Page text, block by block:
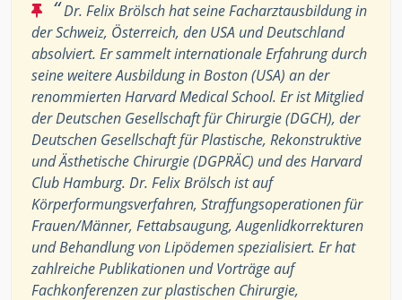
“Dr. Felix Brölsch hat seine Facharztausbildung in
der Schweiz, Österreich, den USA und Deutschland
absolviert. Er sammelt internationale Erfahrung durch
seine weitere Ausbildung in Boston (USA) an der
renommierten Harvard Medical School. Er ist Mitglied
der Deutschen Gesellschaft für Chirurgie (DGCH), der
Deutschen Gesellschaft für Plastische, Rekonstruktive
und Ästhetische Chirurgie (DGPRÄC) und des Harvard
Club Hamburg. Dr. Felix Brölsch ist auf
Körperformungsverfahren, Straffungsoperationen für
Frauen/Männer, Fettabsaugung, Augenlidkorrekturen
und Behandlung von Lipödemen spezialisiert. Er hat
zahlreiche Publikationen und Vorträge auf
Fachkonferenzen zur plastischen Chirurgie,